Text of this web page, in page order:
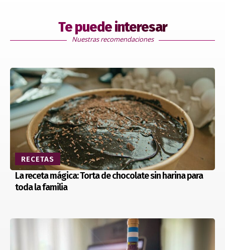
Te puede interesar
Nuestras recomendaciones
RECETAS
La receta mágica: Torta de chocolate sin harina para
toda la familia